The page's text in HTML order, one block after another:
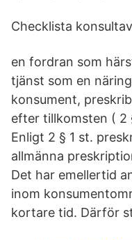
Checklista
en fordran som
tjänst som en
konsument,
efter tillkomsten ( 2
Enligt 2 § 1 st.
allmänna
Det har emellertid
inom
kortare tid. Därför